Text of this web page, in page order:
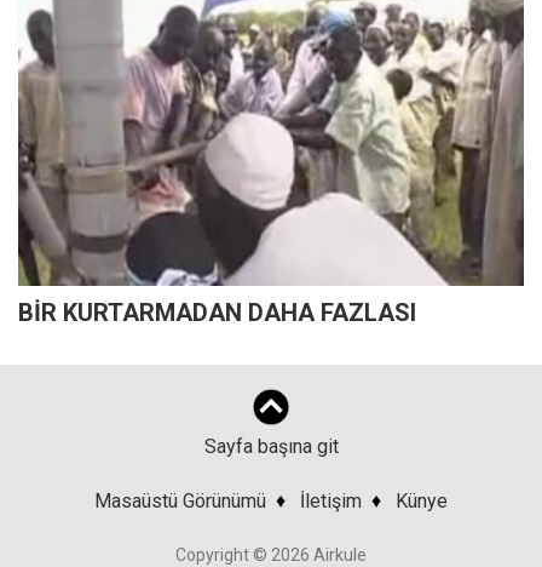
BİR KURTARMADAN DAHA FAZLASI
Sayfa başına git
Masaüstü Görünümü ♦ İletişim ♦ Künye
Copyright © 2026 Airkule